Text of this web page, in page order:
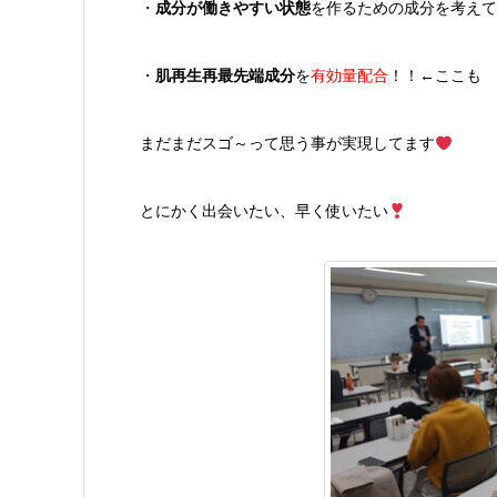
・ 成分が働きやすい状態を作るための成分を考え
・ 肌再生再最先端成分を有効量配合 ！！←ここも
まだまだスゴ～って思う事が実現してます
とにかく出会いたい、早く使いたい